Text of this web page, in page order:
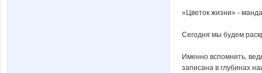
«Цветок жизни» -
Сегодня мы будем
Именно вспомнить,
записана в глубинах